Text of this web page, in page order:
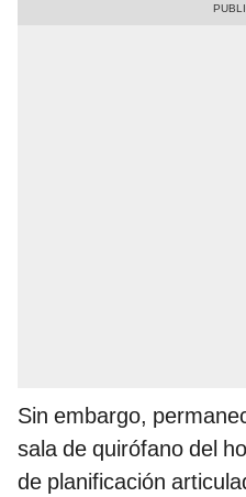
Sin embargo,
sala de quirófano del
de planificación